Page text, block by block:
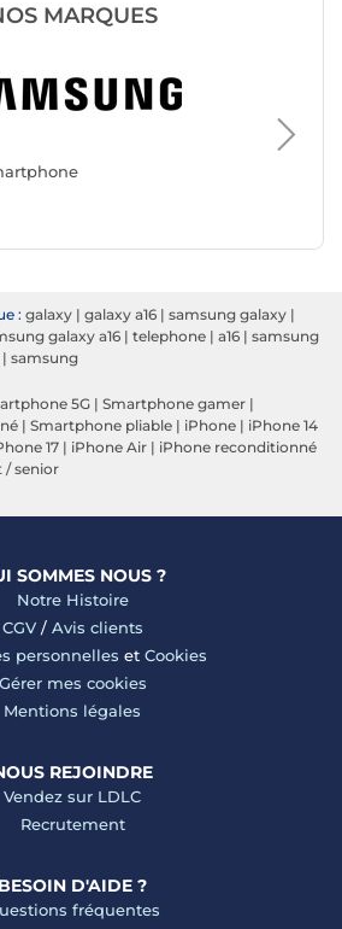
MARQUES
Mobile
Apple
: galaxy | galaxy a16 | samsung galaxy |
galaxy a16 | telephone | a16 | samsung
| samsung
5G | Smartphone gamer |
| Smartphone pliable | iPhone | iPhone 14
17 | iPhone Air | iPhone reconditionné
/ senior
SOMMES NOUS ?
Notre Histoire
CGV/ Avis clients
personnelles et Cookies
Gérer mes cookies
Mentions légales
REJOINDRE
Vendez sur LDLC
Recrutement
BESOIN D'AIDE ?
fréquentes